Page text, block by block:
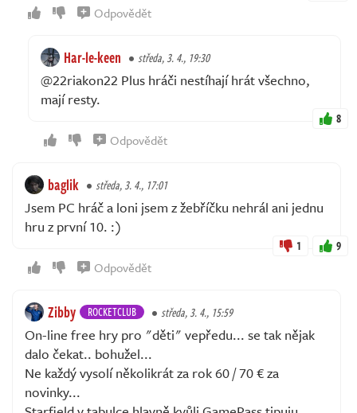
Odpovědět
Har-le-keen středa, 3. 4., 19:30
@22riakon22 Plus hráči nestíhají hrát všechno,
mají resty.
8
Odpovědět
baglik středa, 3. 4., 17:01
Jsem PC hráč a loni jsem z žebříčku nehrál ani jednu
hru z první 10. :)
1 9
Odpovědět
Zibby ROCKETCLUB středa, 3. 4., 15:59
On-line free hry pro "děti" vepředu... se tak nějak
dalo čekat.. bohužel...
Ne každý vysolí několikrát za rok 60 / 70 € za
novinky...